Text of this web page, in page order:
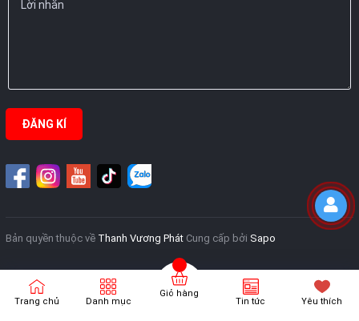
ĐĂNG KÍ
Bản quyền thuộc về Thanh Vương Phát Cung cấp bởi Sapo
Trang chủ Danh mục
Giỏ hàng
Tin tức Yêu thích